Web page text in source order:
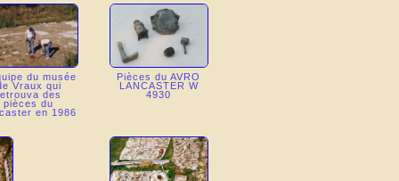
du musée
Vraux qui
des
pièces du
en 1986
Pièces du AVRO
LANCASTER W
4930